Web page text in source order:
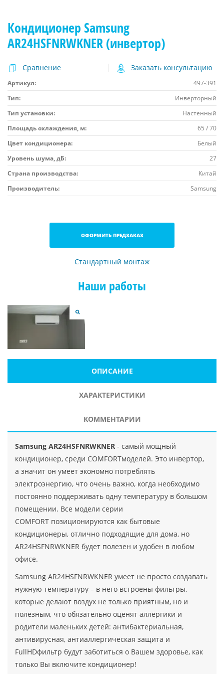
Кондиционер Samsung
AR24HSFNRWKNER (инвертор)
Сравнение Заказать консультацию
Артикул:
497-391
Тип:
Инверторный
Тип установки:
Настенный
Площадь охлаждения, м:
65 / 70
Цвет кондиционера:
Белый
Уровень шума, дБ:
27
Страна производства:
Китай
Производитель:
Samsung
ОФОРМИТЬ ПРЕДЗАКАЗ
Стандартный монтаж
Наши работы
ОПИСАНИЕ
ХАРАКТЕРИСТИКИ
КОММЕНТАРИИ
Samsung AR24HSFNRWKNER - самый мощный
кондиционер, среди COMFORTмоделей. Это инвертор,
а значит он умеет экономно потреблять
электроэнергию, что очень важно, когда необходимо
постоянно поддерживать одну температуру в большом
помещении. Все модели серии
COMFORT позиционируются как бытовые
кондиционеры, отлично подходящие для дома, но
AR24HSFNRWKNER будет полезен и удобен в любом
офисе.
Samsung AR24HSFNRWKNER умеет не просто создавать
нужную температуру – в него встроены фильтры,
которые делают воздух не только приятным, но и
полезным, что обязательно оценят аллергики и
родители маленьких детей: антибактериальная,
антивирусная, антиаллергическая защита и
FullHDфильтр будут заботиться о Вашем здоровье, как
только Вы включите кондиционер!